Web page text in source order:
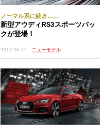
ノーマル系に続き……
新型アウディRS3スポーツバッ
クが登場！
2017.06.27 ニューモデル